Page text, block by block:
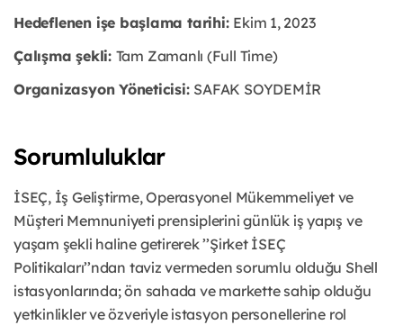
Hedeflenen işe başlama tarihi: Ekim 1, 2023
Çalışma şekli: Tam Zamanlı (Full Time)
Organizasyon Yöneticisi: SAFAK SOYDEMİR
Sorumluluklar
İSEÇ, İş Geliştirme, Operasyonel Mükemmeliyet ve
Müşteri Memnuniyeti prensiplerini günlük iş yapış ve
yaşam şekli haline getirerek ’’Şirket İSEÇ
Politikaları’’ndan taviz vermeden sorumlu olduğu Shell
istasyonlarında; ön sahada ve markette sahip olduğu
yetkinlikler ve özveriyle istasyon personellerine rol